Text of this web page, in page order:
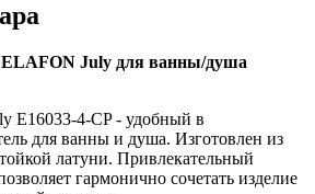
July для ванны/душа
E16033-4-CP - удобный в
для ванны и душа. Изготовлен из
латуни. Привлекательный
гармонично сочетать изделие